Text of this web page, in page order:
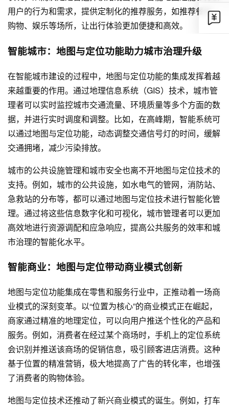
用户的行为和需求，提供定制化的推荐服务，如推荐餐饮、
购物、娱乐等场所，让出行体验更加便捷和高效。
智能城市：地图与定位功能助力城市治理升级
在智能城市建设的过程中，地图与定位功能的集成发挥着越
来越重要的作用。通过地理信息系统（GIS）技术，城市管
理者可以实时监控城市交通流量、环境质量等多个方面的数
据，并进行实时调度和调整。比如，在高峰期，智能系统可
以通过地图与定位功能，动态调整交通信号灯的时间，缓解
交通拥堵，减少污染排放。
城市的公共设施管理和城市安全也离不开地图与定位技术的
支持。例如，城市的公共设施，如水电气的管网，消防站、
急救站的分布等，都可以通过地图与定位技术进行智能化管
理。通过将这些信息数字化和可视化，城市管理者可以更加
高效地进行资源调配和应急响应，提高公共服务的效率和城
市治理的智能化水平。
智能商业：地图与定位带动商业模式创新
地图与定位功能集成在零售和服务行业中，正推动着一场商
业模式的深刻变革。以“位置为核心”的商业模式正在崛起，
商家通过精准的地理定位，可以向用户推送个性化的产品和
服务。例如，消费者在经过某个商场时，手机上的定位系统
会识别并推送该商场的促销信息，吸引顾客进店消费。这种
基于位置的精准营销，极大地提高了广告的转化率，也增强
了消费者的购物体验。
地图与定位技术还推动了新兴商业模式的诞生。例如，打车